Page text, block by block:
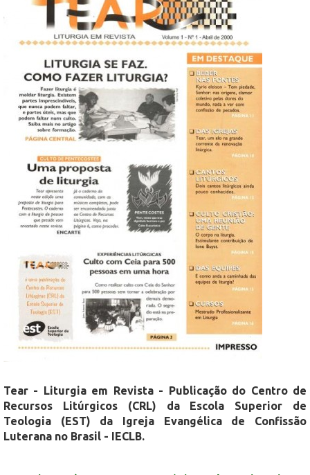
Tear - Liturgia em Revista - Publicação do Centro de
Recursos Litúrgicos (CRL) da Escola Superior de
Teologia (EST) da Igreja Evangélica de Confissão
Luterana no Brasil - IECLB.